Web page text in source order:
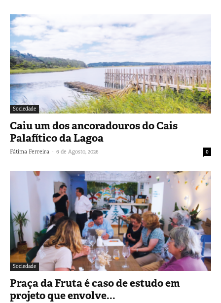
Sociedade
Caiu um dos ancoradouros do Cais
Palafítico da Lagoa
Fátima Ferreira - 6 de Agosto, 2026 0
Sociedade
Praça da Fruta é caso de estudo em
projeto que envolve...